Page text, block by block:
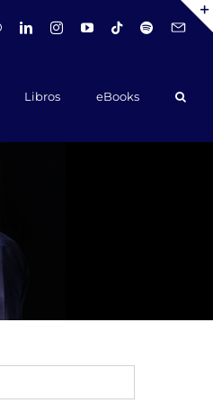
WhatsApp
LinkedInInstagramYouTubeTiktokSpotify
Libros eBooks